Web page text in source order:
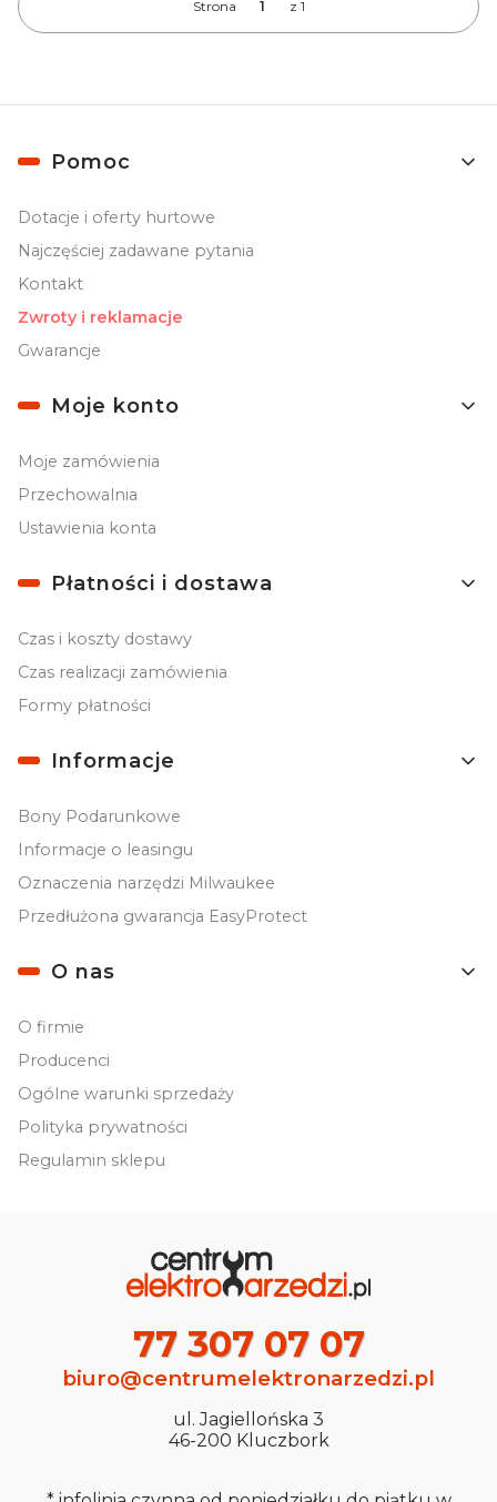
Strona z 1
Linki w stopce
Pomoc
Dotacje i oferty hurtowe
Najczęściej zadawane pytania
Kontakt
Zwroty i reklamacje
Gwarancje
Moje konto
Moje zamówienia
Przechowalnia
Ustawienia konta
Płatności i dostawa
Czas i koszty dostawy
Czas realizacji zamówienia
Formy płatności
Informacje
Bony Podarunkowe
Informacje o leasingu
Oznaczenia narzędzi Milwaukee
Przedłużona gwarancja EasyProtect
O nas
O firmie
Producenci
Ogólne warunki sprzedaży
Polityka prywatności
Regulamin sklepu
77 307 07 07
biuro@centrumelektronarzedzi.pl
ul. Jagiellońska 3
46-200 Kluczbork